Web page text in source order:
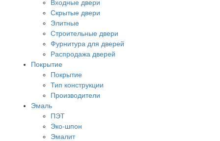
Входные двери
Скрытые двери
Элитные
Строительные двери
Фурнитура для дверей
Распродажа дверей
Покрытие
Покрытие
Тип конструкции
Производители
Эмаль
ПЭТ
Эко-шпон
Эмалит